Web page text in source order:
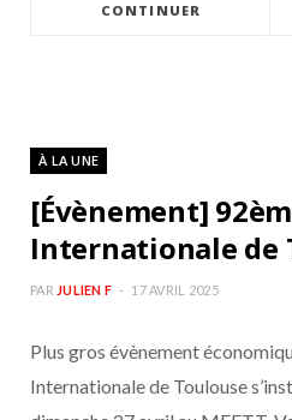
CONTINUER
À LA UNE
[Évènement]
Internationale de
PAR JULIEN F 17 AVRIL 2025
Plus gros évènement
Internationale de Toulouse